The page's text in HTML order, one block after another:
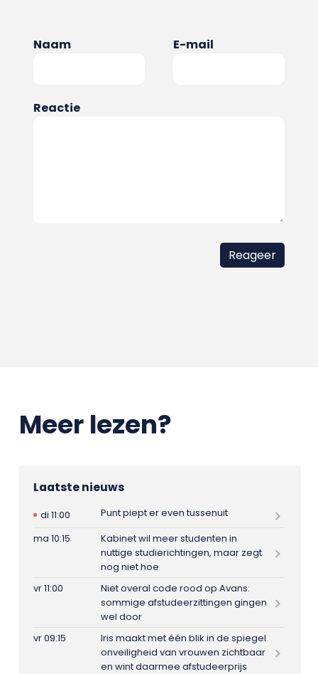
Naam E-mail
Reactie
Meer lezen?
Laatste nieuws
di 11:00
Punt piept er even tussenuit
ma 10:15
Kabinet wil meer studenten in
nuttige studierichtingen, maar zegt
nog niet hoe
vr 11:00
Niet overal code rood op Avans:
sommige afstudeerzittingen gingen
wel door
vr 09:15
Iris maakt met één blik in de spiegel
onveiligheid van vrouwen zichtbaar
en wint daarmee afstudeerprijs